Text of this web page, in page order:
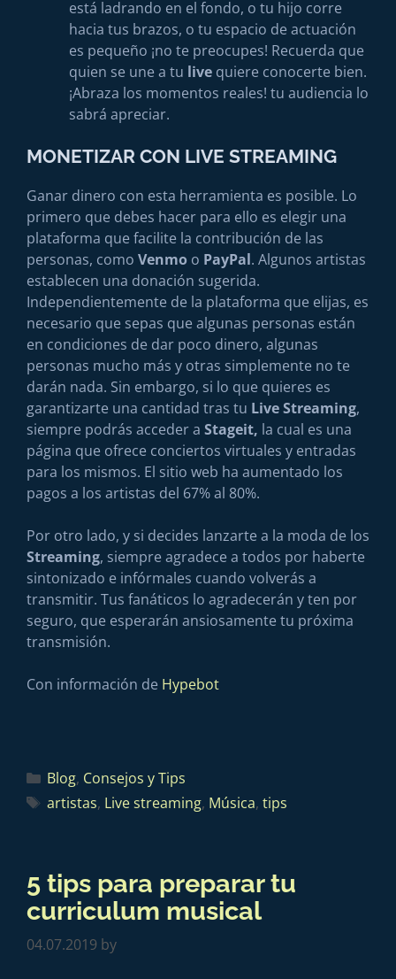
está ladrando en el fondo, o tu hijo corre
hacia tus brazos, o tu espacio de actuación
es pequeño ¡no te preocupes! Recuerda que
quien se une a tu live quiere conocerte bien.
¡Abraza los momentos reales! tu audiencia lo
sabrá apreciar.
MONETIZAR CON LIVE STREAMING
Ganar dinero con esta herramienta es posible. Lo
primero que debes hacer para ello es elegir una
plataforma que facilite la contribución de las
personas, como Venmo o PayPal. Algunos artistas
establecen una donación sugerida.
Independientemente de la plataforma que elijas, es
necesario que sepas que algunas personas están
en condiciones de dar poco dinero, algunas
personas mucho más y otras simplemente no te
darán nada. Sin embargo, si lo que quieres es
garantizarte una cantidad tras tu Live Streaming,
siempre podrás acceder a Stageit, la cual es una
página que ofrece conciertos virtuales y entradas
para los mismos. El sitio web ha aumentado los
pagos a los artistas del 67% al 80%.
Por otro lado, y si decides lanzarte a la moda de los
Streaming, siempre agradece a todos por haberte
sintonizado e infórmales cuando volverás a
transmitir. Tus fanáticos lo agradecerán y ten por
seguro, que esperarán ansiosamente tu próxima
transmisión.
Con información de Hypebot
Blog, Consejos y Tips
artistas, Live streaming, Música, tips
5 tips para preparar tu
curriculum musical
04.07.2019 by